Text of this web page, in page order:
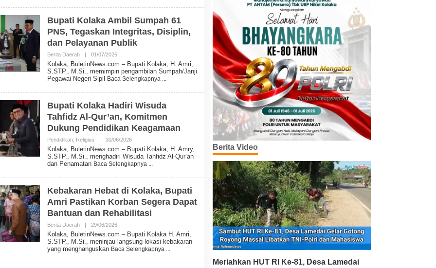
T
I
N
W
S
Bupati Kolaka Ambil Sumpah 61
PNS, Tegaskan Integritas, Disiplin,
dan Pelayanan Publik
Berita Daerah | 01/07/2026O
E
H
B
T
I
N
W
S
Kolaka, BuletinNews.com – Bupati Kolaka, H. Amri,
S.STP., M.Si., memimpin pengambilan Sumpah/Janji
Pegawai Negeri Sipil
Baca Selengkapnya
Bupati Kolaka Hadiri Wisuda
Tahfidz Al-Qur’an, Komitmen
Dukung Pendidikan Keagamaan
Pendidikan, Religius | 30/06/2026O
E
H
B
E
T
I
S
Kolaka, BuletinNews.com – Bupati Kolaka, H. Amry,
S.STP., M.Si., menghadiri Wisuda Tahfidz Al-Qur’an
dan Penamatan Baca Selengkapnya
Kebakaran Hebat di Kolaka, Bupati
Amri Pastikan Korban Segera Dapat
Bantuan dan Rehabilitasi
Berita Daerah | 29/06/2026O
E
H
B
Kolaka, BuletinNews.com – Bupati Kolaka H. Amri,
S.STP., M.Si., meninjau langsung lokasi kebakaran
yang menghanguskan Baca Selengkapnya
Berita Video
Meriahkan HUT RI Ke-81, Desa Lamedai